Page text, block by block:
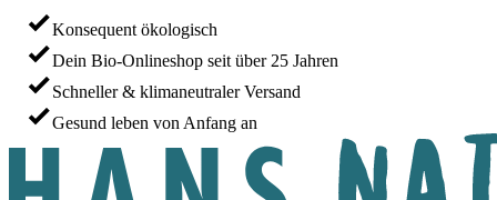
Konsequent ökologisch
Dein Bio-Onlineshop seit über 25 Jahren
Schneller & klimaneutraler Versand
Gesund leben von Anfang an